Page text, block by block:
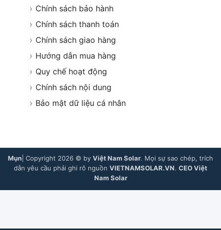
› Chính sách bảo hành
› Chính sách thanh toán
› Chính sách giao hàng
› Hướng dẫn mua hàng
› Quy chế hoạt động
› Chính sách nội dung
› Bảo mật dữ liệu cá nhân
Mụn | Copyright 2026 © by Việt Nam Solar. Mọi sự sao chép, trích
dẫn yêu cầu phải ghi rõ nguồn VIETNAMSOLAR.VN. CEO Việt
Nam Solar